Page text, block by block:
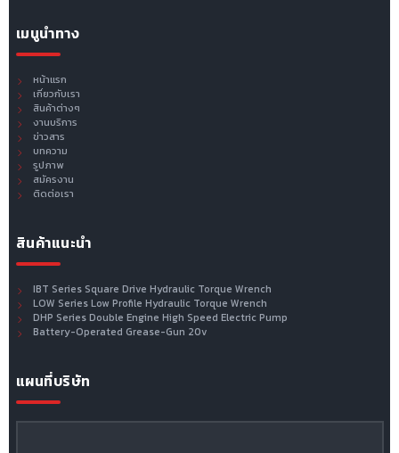
เมนูนำทาง
หน้าแรก
เกี่ยวกับเรา
สินค้าต่างๆ
งานบริการ
ข่าวสาร
บทความ
รูปภาพ
สมัครงาน
ติดต่อเรา
สินค้าแนะนำ
IBT Series Square Drive Hydraulic Torque Wrench
LOW Series Low Profile Hydraulic Torque Wrench
DHP Series Double Engine High Speed Electric Pump
Battery-Operated Grease-Gun 20v
แผนที่บริษัท